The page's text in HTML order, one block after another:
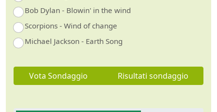
Bob Dylan - Blowin' in the wind
Scorpions - Wind of change
Michael Jackson - Earth Song
Vota Sondaggio Risultati sondaggio